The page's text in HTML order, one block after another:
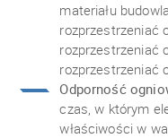
materiału
rozprzestrzeniać
rozprzestrzeniać
rozprzestrzeniać
Odporność
czas, w którym
właściwości w